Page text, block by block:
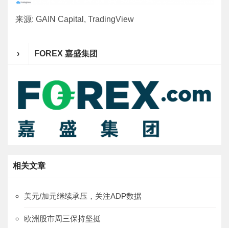
来源: GAIN Capital, TradingView
› FOREX 嘉盛集团
相关文章
美元/加元继续承压，关注ADP数据
欧洲股市周三保持坚挺